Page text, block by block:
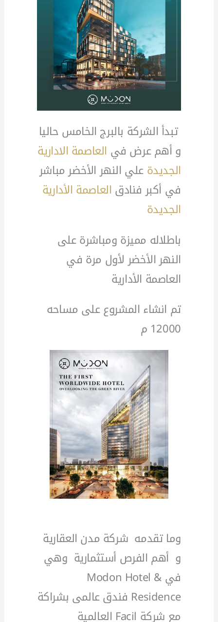
تبدأ الشركة بالبرج الخامس حاليا
و أهم عرض في العاصمة الادارية
الجديدةعلي النهر الأخضر مباشر
في أكبر فنادقالعاصمة الأدارية
الجديدة
باطلاله مميزة ومباشرة على
النهر الأخضر لأول مرة في
العاصمة الأدارية
تم انشاء المشروع على مساحه
12000 م
وما تقدمه شركة مدن العقارية
و أهم الفرص أستثمارية وهي
في Modon Hotel &
Residence فندق عالمى بشراكة
مع شركة Facil العالمية